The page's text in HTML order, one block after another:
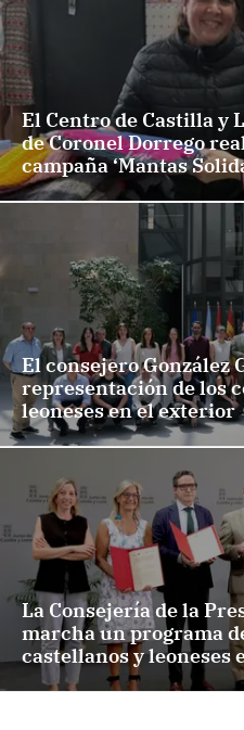
El Centro de Castilla y
de Coronel Dorrego
campaña ‘Mantas
El consejero González
representación de los
leoneses en el exterior
La Consejería de la
marcha un programa
castellanos y leoneses